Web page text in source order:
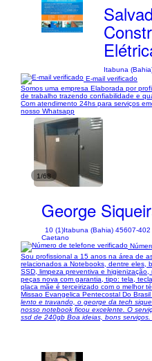
Itabuna
E-mail verificado
Somos uma empresa Elaborada por
de trabalho trazendo confiabilidade e
Com atendimento 24hs para serviços
nosso Whatsapp
1/68
George
10 (1)Itabuna (Bahia) 45607-
Caetano
Sou profissional a 15 anos na área de
relacionados a Notebooks, dentre eles,
SSD, limpeza preventiva e
peças nova com garantia, tipo: tela,
placa mãe é terceirizado com o melhor
Missao Evangelica Pentecostal Do Brasil
lento e travando, o george da tech
nosso notebook ficou excelente. O
ssd de 240gb Boa ideias, bons